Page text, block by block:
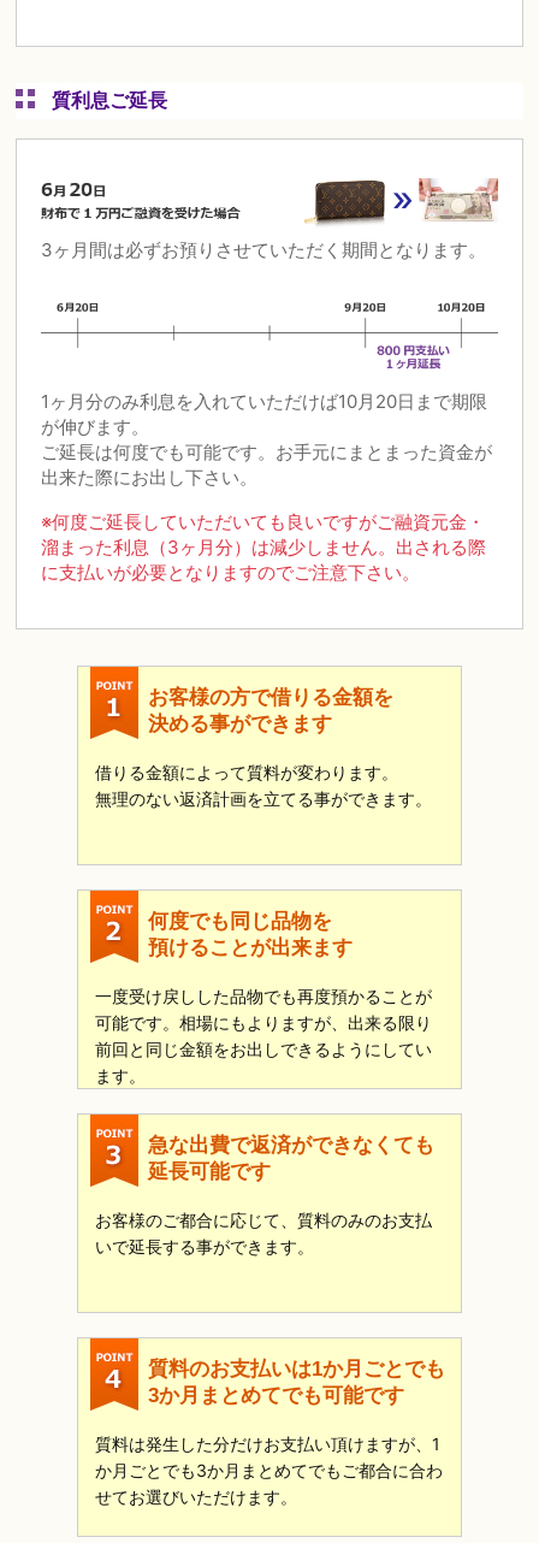
質利息ご延長
3ヶ月間は必ずお預りさせていただく期間となります。
1ヶ月分のみ利息を入れていただけば10月20日まで期限
が伸びます。
ご延長は何度でも可能です。お手元にまとまった資金が
出来た際にお出し下さい。
※何度ご延長していただいても良いですがご融資元金・
溜まった利息（3ヶ月分）は減少しません。出される際
に支払いが必要となりますのでご注意下さい。
お客様の方で借りる金額を
決める事ができます
借りる金額によって質料が変わります。
無理のない返済計画を立てる事ができます。
何度でも同じ品物を
預けることが出来ます
一度受け戻しした品物でも再度預かることが
可能です。相場にもよりますが、出来る限り
前回と同じ金額をお出しできるようにしてい
ます。
急な出費で返済ができなくても
延長可能です
お客様のご都合に応じて、質料のみのお支払
いで延長する事ができます。
質料のお支払いは1か月ごとでも
3か月まとめてでも可能です
質料は発生した分だけお支払い頂けますが、1
か月ごとでも3か月まとめてでもご都合に合わ
せてお選びいただけます。